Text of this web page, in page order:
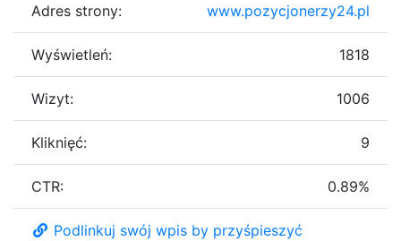
Adres strony: www.pozycjonerzy24.pl
Wyświetleń: 1818
Wizyt: 1006
Kliknięć: 9
CTR: 0.89%
Podlinkuj swój wpis by przyśpieszyć